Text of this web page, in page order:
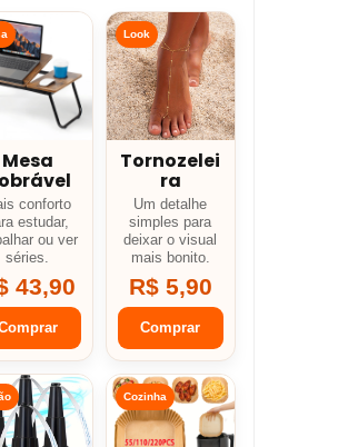
Mesa
conforto
estudar,
ou ver
séries.
43,90
Look
Tornozelei
ra
Um detalhe
simples para
deixar o visual
mais bonito.
R$ 5,90
Comprar
Cozinha